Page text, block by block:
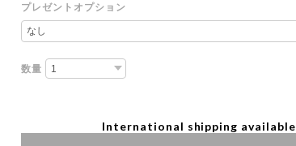
プレゼントオプション
数量
International shipping available